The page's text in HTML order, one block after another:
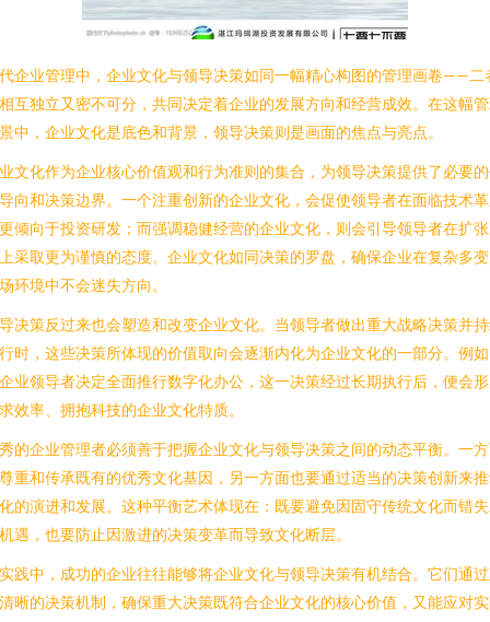
企业管理中，企业文化与领导决策如同一幅精心构图的管理画卷——二
互独立又密不可分，共同决定着企业的发展方向和经营成效。在这幅
中，企业文化是底色和背景，领导决策则是画面的焦点与亮点。
文化作为企业核心价值观和行为准则的集合，为领导决策提供了必要
向和决策边界。一个注重创新的企业文化，会促使领导者在面临技术
倾向于投资研发；而强调稳健经营的企业文化，则会引导领导者在扩
采取更为谨慎的态度。企业文化如同决策的罗盘，确保企业在复杂多
环境中不会迷失方向。
决策反过来也会塑造和改变企业文化。当领导者做出重大战略决策并
时，这些决策所体现的价值取向会逐渐内化为企业文化的一部分。例
业领导者决定全面推行数字化办公，这一决策经过长期执行后，便会
效率、拥抱科技的企业文化特质。
的企业管理者必须善于把握企业文化与领导决策之间的动态平衡。一
重和传承既有的优秀文化基因，另一方面也要通过适当的决策创新来
的演进和发展。这种平衡艺术体现在：既要避免因固守传统文化而错
遇，也要防止因激进的决策变革而导致文化断层。
践中，成功的企业往往能够将企业文化与领导决策有机结合。它们通
晰的决策机制，确保重大决策既符合企业文化的核心价值，又能应对